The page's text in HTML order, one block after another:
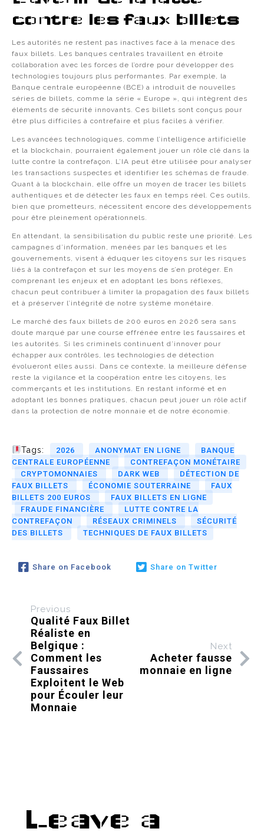
contre les faux billets
Les autorités ne restent pas inactives face à la menace des
faux billets. Les banques centrales travaillent en étroite
collaboration avec les forces de l’ordre pour développer des
technologies toujours plus performantes. Par exemple, la
Banque centrale européenne (BCE) a introduit de nouvelles
séries de billets, comme la série « Europe », qui intègrent des
éléments de sécurité innovants. Ces billets sont conçus pour
être plus difficiles à contrefaire et plus faciles à vérifier.
Les avancées technologiques, comme l’intelligence artificielle
et la blockchain, pourraient également jouer un rôle clé dans la
lutte contre la contrefaçon. L’IA peut être utilisée pour analyser
les transactions suspectes et identifier les schémas de fraude.
Quant à la blockchain, elle offre un moyen de tracer les billets
authentiques et de détecter les faux en temps réel. Ces outils,
bien que prometteurs, nécessitent encore des développements
pour être pleinement opérationnels.
En attendant, la sensibilisation du public reste une priorité. Les
campagnes d’information, menées par les banques et les
gouvernements, visent à éduquer les citoyens sur les risques
liés à la contrefaçon et sur les moyens de s’en protéger. En
comprenant les enjeux et en adoptant les bons réflexes,
chacun peut contribuer à limiter la propagation des faux billets
et à préserver l’intégrité de notre système monétaire.
Le marché des faux billets de 200 euros en 2026 sera sans
doute marqué par une course effrénée entre les faussaires et
les autorités. Si les criminels continuent d’innover pour
échapper aux contrôles, les technologies de détection
évolueront elles aussi. Dans ce contexte, la meilleure défense
reste la vigilance et la coopération entre les citoyens, les
commerçants et les institutions. En restant informé et en
adoptant les bonnes pratiques, chacun peut jouer un rôle actif
dans la protection de notre monnaie et de notre économie.
Tags: 2026 ANONYMAT EN LIGNE
BANQUE
CENTRALE EUROPÉENNE
CONTREFAÇON MONÉTAIRE
CRYPTOMONNAIES
DARK WEB
DÉTECTION DE
FAUX BILLETS
ÉCONOMIE SOUTERRAINE
FAUX
BILLETS 200 EUROS
FAUX BILLETS EN LIGNE
FRAUDE FINANCIÈRE
LUTTE CONTRE LA
CONTREFAÇON
RÉSEAUX CRIMINELS
SÉCURITÉ
DES BILLETS
TECHNIQUES DE FAUX BILLETS
Share on Facebook Share on Twitter
Previous
Qualité Faux Billet
Réaliste en
Belgique :
Comment les
Faussaires
Exploitent le Web
pour Écouler leur
Monnaie
Next
Acheter fausse
monnaie en ligne
Leave a